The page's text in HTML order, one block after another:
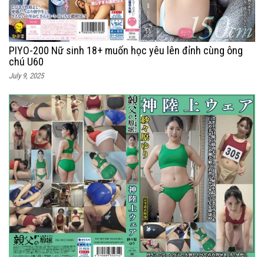
PIYO-200 Nữ sinh 18+ muốn học yêu lên đỉnh cùng ông
chú U60
July 9, 2025